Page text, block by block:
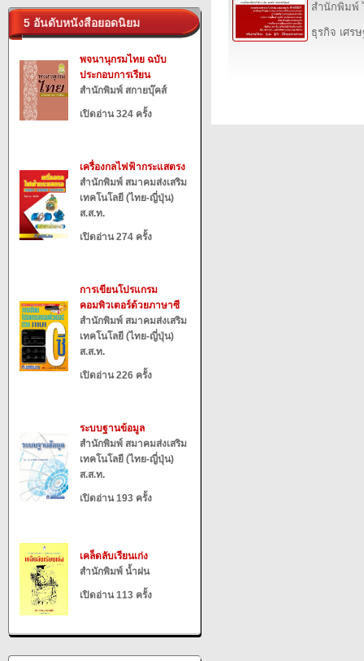
5 อันดับหนังสือยอดนิยม
พจนานุกรมไทย ฉบับ
ประกอบการเรียน
สำนักพิมพ์ สกายบุ๊คส์
เปิดอ่าน 324 ครั้ง
เครื่องกลไฟฟ้ากระแสตรง
สำนักพิมพ์ สมาคมส่งเสริม
เทคโนโลยี (ไทย-ญี่ปุ่น)
ส.ส.ท.
เปิดอ่าน 274 ครั้ง
การเขียนโปรแกรม
คอมพิวเตอร์ด้วยภาษาซี
สำนักพิมพ์ สมาคมส่งเสริม
เทคโนโลยี (ไทย-ญี่ปุ่น)
ส.ส.ท.
เปิดอ่าน 226 ครั้ง
ระบบฐานข้อมูล
สำนักพิมพ์ สมาคมส่งเสริม
เทคโนโลยี (ไทย-ญี่ปุ่น)
ส.ส.ท.
เปิดอ่าน 193 ครั้ง
เคล็ดลับเรียนเก่ง
สำนักพิมพ์ น้ำฝน
เปิดอ่าน 113 ครั้ง
สำนักพิมพ์
ธุรกิจ เศร